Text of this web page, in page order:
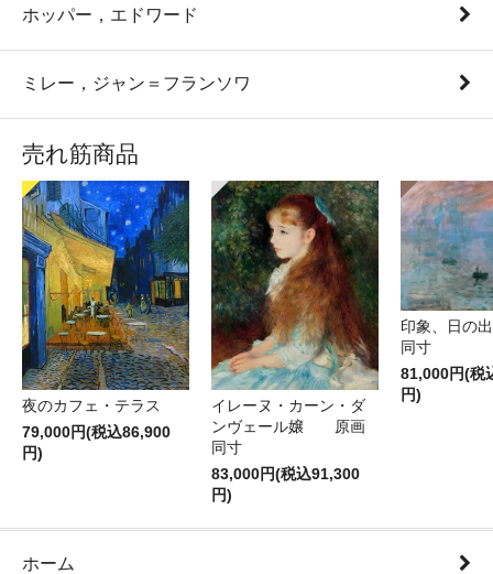
ホッパー，エドワード
ミレー，ジャン＝フランソワ
売れ筋商品
夜のカフェ・テラス
79,000円(税込86,900
円)
イレーヌ・カーン・ダ
ンヴェール嬢 原画
同寸
83,000円(税込91,300
円)
印象、日
同寸
81,000円(税
円)
ホーム